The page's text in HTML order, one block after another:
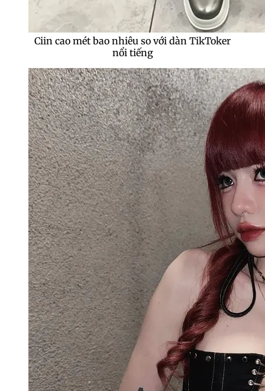
Ciin cao mét bao nhiêu so với dàn TikToker
nổi tiếng